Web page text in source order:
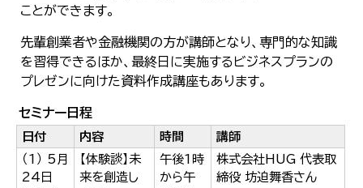
ことができます。
先輩創業者や金融機関の方が講師となり、専門的な知識
を習得できるほか、最終日に実施するビジネスプランの
プレゼンに向けた資料作成講座もあります。
セミナー日程
日付 内容 時間
講師
（1） 5月
24日
【体験談】未
来を創造し
午後1時
から午
株式会社HUG 代表取
締役 坊迫舞香さん